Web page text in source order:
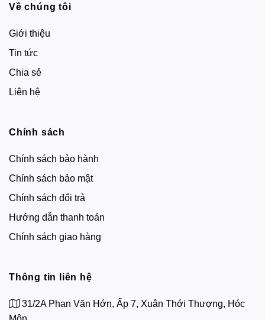
Về chúng tôi
Giới thiệu
Tin tức
Chia sẻ
Liên hệ
Chính sách
Chính sách bảo hành
Chính sách bảo mật
Chính sách đổi trả
Hướng dẫn thanh toán
Chính sách giao hàng
Thông tin liên hệ
31/2A Phan Văn Hớn, Ấp 7, Xuân Thới Thượng, Hóc